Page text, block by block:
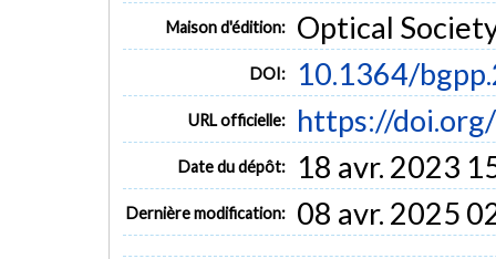
Maison d'édition: Optical
DOI: 10.1364/
URL officielle: https://
Date du dépôt: 18 avr. 2023
Dernière modification: 08 avr. 2025